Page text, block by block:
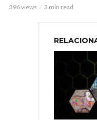
396 views 3 min read